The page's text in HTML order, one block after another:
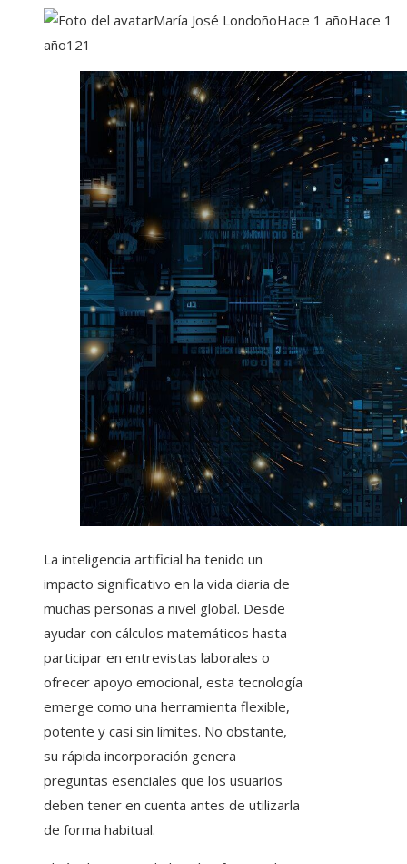
María José LondoñoHace 1 añoHace 1
año121
La inteligencia artificial ha tenido un
impacto significativo en la vida diaria de
muchas personas a nivel global. Desde
ayudar con cálculos matemáticos hasta
participar en entrevistas laborales o
ofrecer apoyo emocional, esta tecnología
emerge como una herramienta flexible,
potente y casi sin límites. No obstante,
su rápida incorporación genera
preguntas esenciales que los usuarios
deben tener en cuenta antes de utilizarla
de forma habitual.